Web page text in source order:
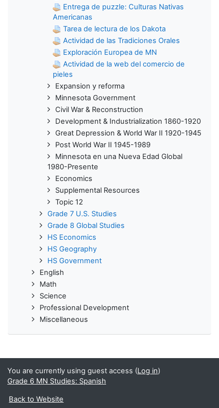
Entrega de puzzle: Culturas Nativas
Americanas
Tarea de lectura de los Dakota
Actividad de las Tradiciones Orales
Exploración Europea de MN
Actividad de la web del comercio de
pieles
Expansion y reforma
Minnesota Government
Civil War & Reconstruction
Development & Industrialization 1860-1920
Great Depression & World War II 1920-1945
Post World War II 1945-1989
Minnesota en una Nueva Edad Global
1980-Presente
Economics
Supplemental Resources
Topic 12
Grade 7 U.S. Studies
Grade 8 Global Studies
HS Economics
HS Geography
HS Government
English
Math
Science
Professional Development
Miscellaneous
You are currently using guest access (Log in)
Grade 6 MN Studies: Spanish
Back to Website